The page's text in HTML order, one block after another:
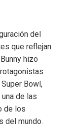
del
que reflejan
hizo
Bowl,
de las
de los
del mundo.